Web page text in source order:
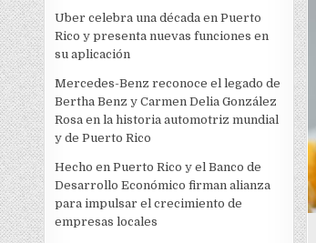
Uber celebra una década en Puerto
Rico y presenta nuevas funciones en
su aplicación
Mercedes-Benz reconoce el legado de
Bertha Benz y Carmen Delia González
Rosa en la historia automotriz mundial
y de Puerto Rico
Hecho en Puerto Rico y el Banco de
Desarrollo Económico firman alianza
para impulsar el crecimiento de
empresas locales